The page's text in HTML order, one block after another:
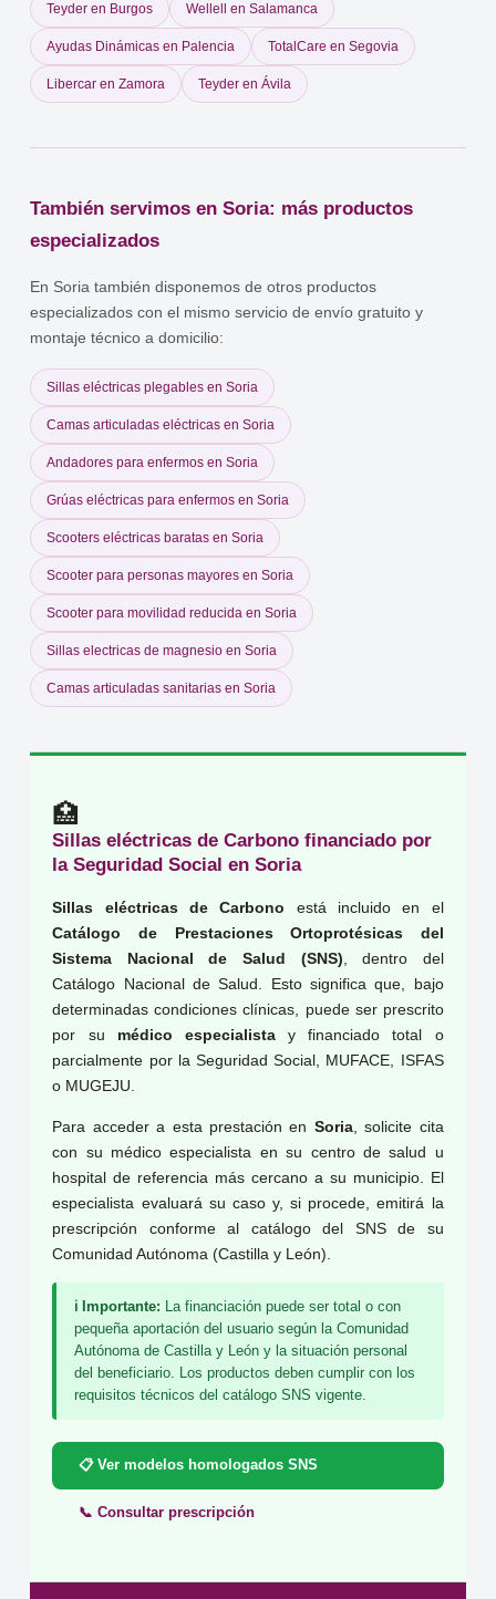
Teyder en Burgos Wellell en Salamanca
Ayudas Dinámicas en Palencia TotalCare en Segovia
Libercar en Zamora Teyder en Ávila
También servimos en Soria: más productos
especializados
En Soria también disponemos de otros productos
especializados con el mismo servicio de envío gratuito y
montaje técnico a domicilio:
Sillas eléctricas plegables en Soria
Camas articuladas eléctricas en Soria
Andadores para enfermos en Soria
Grúas eléctricas para enfermos en Soria
Scooters eléctricas baratas en Soria
Scooter para personas mayores en Soria
Scooter para movilidad reducida en Soria
Sillas electricas de magnesio en Soria
Camas articuladas sanitarias en Soria
🏥
Sillas eléctricas de Carbono financiado por
la Seguridad Social en Soria
Sillas eléctricas de Carbono está incluido en el
Catálogo de Prestaciones Ortoprotésicas del
Sistema Nacional de Salud (SNS) , dentro del
Catálogo Nacional de Salud. Esto significa que, bajo
determinadas condiciones clínicas, puede ser prescrito
por su médico especialistay financiado total o
parcialmente por la Seguridad Social, MUFACE, ISFAS
o MUGEJU.
Para acceder a esta prestación en Soria, solicite cita
con su médico especialista en su centro de salud u
hospital de referencia más cercano a su municipio. El
especialista evaluará su caso y, si procede, emitirá la
prescripción conforme al catálogo del SNS de su
Comunidad Autónoma (Castilla y León).
ℹ️ Importante: La financiación puede ser total o con
pequeña aportación del usuario según la Comunidad
Autónoma de Castilla y León y la situación personal
del beneficiario. Los productos deben cumplir con los
requisitos técnicos del catálogo SNS vigente.
📋 Ver modelos homologados SNS
📞 Consultar prescripción